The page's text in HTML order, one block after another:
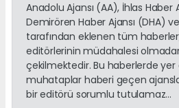
Anadolu Ajansı (AA), İhlas Haber
Demirören Haber Ajansı (DHA)
tarafından eklenen tüm
editörlerinin müdahalesi
çekilmektedir. Bu haberlerde yer
muhataplar haberi geçen
bir editörü sorumlu tutulamaz...